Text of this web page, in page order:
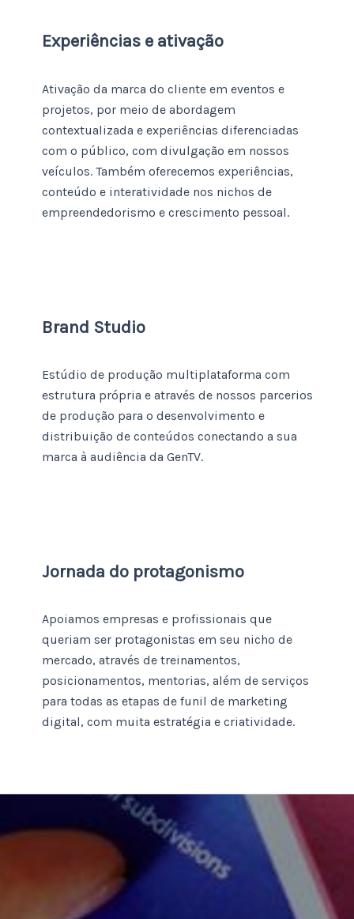
Experiências e ativação
Ativação da marca do cliente em eventos e
projetos, por meio de abordagem
contextualizada e experiências diferenciadas
com o público, com divulgação em nossos
veículos. Também oferecemos experiências,
conteúdo e interatividade nos nichos de
empreendedorismo e crescimento pessoal.
Brand Studio
Estúdio de produção multiplataforma com
estrutura própria e através de nossos parcerios
de produção para o desenvolvimento e
distribuição de conteúdos conectando a sua
marca à audiência da GenTV.
Jornada do protagonismo
Apoiamos empresas e profissionais que
queriam ser protagonistas em seu nicho de
mercado, através de treinamentos,
posicionamentos, mentorias, além de serviços
para todas as etapas de funil de marketing
digital, com muita estratégia e criatividade.